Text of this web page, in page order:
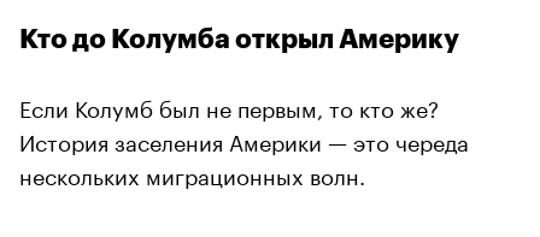
Кто до Колумба открыл Америку
Если Колумб был не первым, то кто же?
История заселения Америки — это череда
нескольких миграционных волн.